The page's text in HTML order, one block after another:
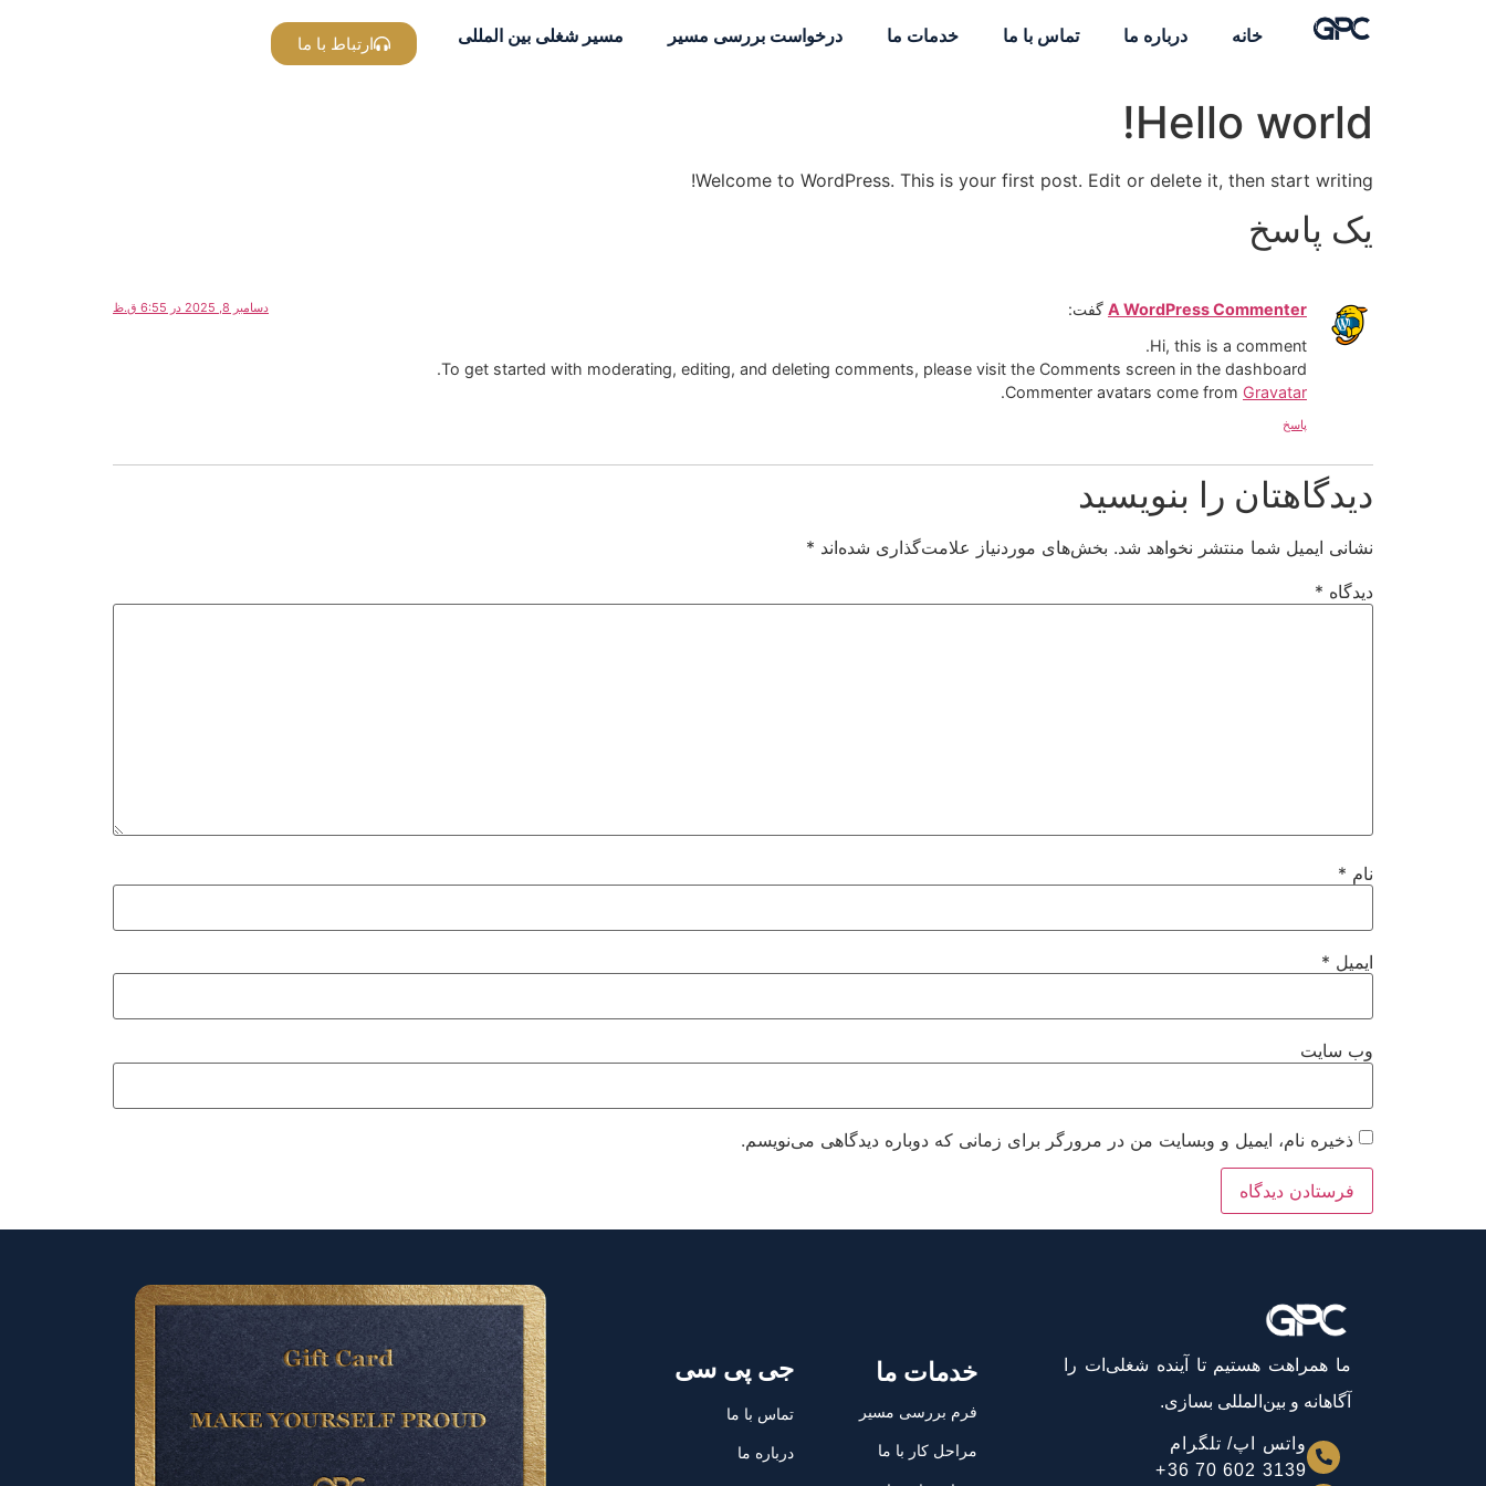
خانه درباره ما تماس با ما خدمات ما درخواست بررسی مسیر مسیر شغلی بین المللی ارتباط با ما
Hello world!
Welcome to WordPress. This is your first post. Edit or delete it, then start writing!
یک پاسخ
A WordPress Commenter گفت: دسامبر 8, 2025 در 6:55 ق.ظ
Hi, this is a comment.
To get started with moderating, editing, and deleting comments, please visit the Comments screen in the dashboard.
Commenter avatars come from Gravatar
.
پاسخ
دیدگاهتان را بنویسید
نشانی ایمیل شما منتشر نخواهد شد. بخش‌های موردنیاز علامت‌گذاری شده‌اند *
دیدگاه *
نام *
ایمیل *
وب‌ سایت
ذخیره نام، ایمیل و وبسایت من در مرورگر برای زمانی که دوباره دیدگاهی می‌نویسم.
ما همراهت هستیم تا آینده شغلی‌ات را
آگاهانه و بین‌المللی بسازی.
واتس اپ/ تلگرام
3139 602 70 36+
خدمات ما
فرم بررسی مسیر
مراحل کار با ما
جی پی سی
تماس با ما
درباره ما